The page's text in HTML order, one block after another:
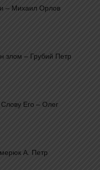
– Михаил Орлов
злом – Грубий Петр
Его – Олег
А. Петр